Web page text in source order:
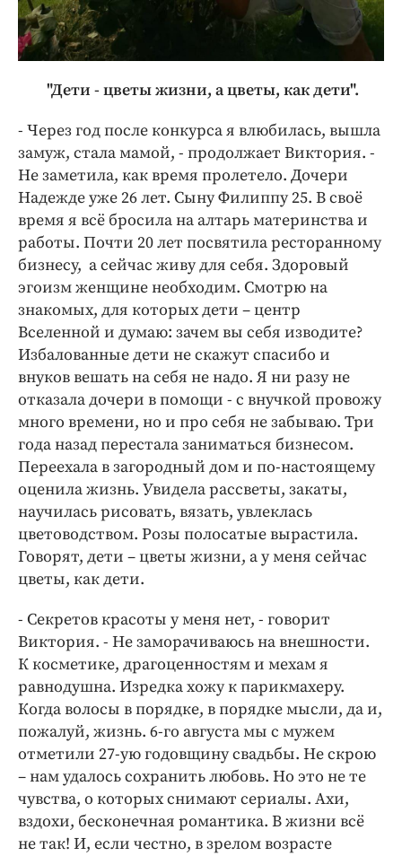
"Дети - цветы жизни, а цветы, как дети".
- Через год после конкурса я влюбилась, вышла
замуж, стала мамой, - продолжает Виктория. -
Не заметила, как время пролетело. Дочери
Надежде уже 26 лет. Сыну Филиппу 25. В своё
время я всё бросила на алтарь материнства и
работы. Почти 20 лет посвятила ресторанному
бизнесу, а сейчас живу для себя. Здоровый
эгоизм женщине необходим. Смотрю на
знакомых, для которых дети – центр
Вселенной и думаю: зачем вы себя изводите?
Избалованные дети не скажут спасибо и
внуков вешать на себя не надо. Я ни разу не
отказала дочери в помощи - с внучкой провожу
много времени, но и про себя не забываю. Три
года назад перестала заниматься бизнесом.
Переехала в загородный дом и по-настоящему
оценила жизнь. Увидела рассветы, закаты,
научилась рисовать, вязать, увлеклась
цветоводством. Розы полосатые вырастила.
Говорят, дети – цветы жизни, а у меня сейчас
цветы, как дети.
- Секретов красоты у меня нет, - говорит
Виктория. - Не заморачиваюсь на внешности.
К косметике, драгоценностям и мехам я
равнодушна. Изредка хожу к парикмахеру.
Когда волосы в порядке, в порядке мысли, да и,
пожалуй, жизнь. 6-го августа мы с мужем
отметили 27-ую годовщину свадьбы. Не скрою
– нам удалось сохранить любовь. Но это не те
чувства, о которых снимают сериалы. Ахи,
вздохи, бесконечная романтика. В жизни всё
не так! И, если честно, в зрелом возрасте